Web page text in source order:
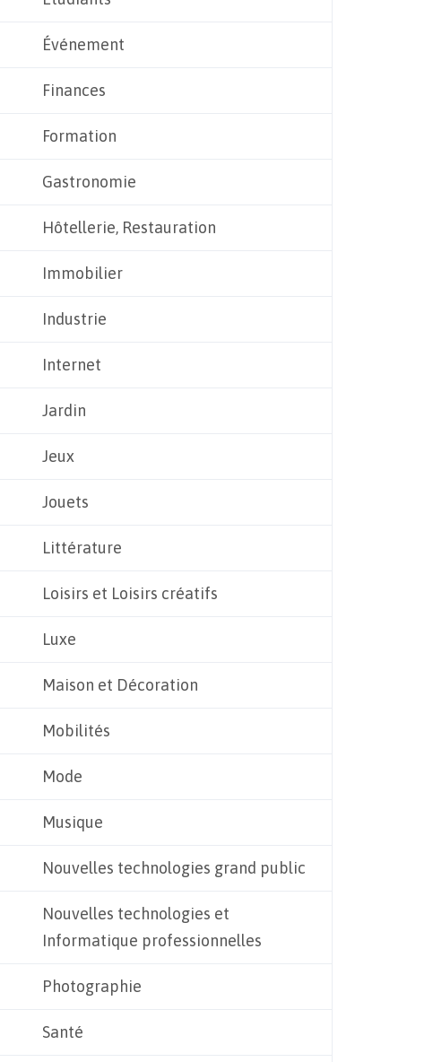
Événement
Finances
Formation
Gastronomie
Hôtellerie, Restauration
Immobilier
Industrie
Internet
Jardin
Jeux
Jouets
Littérature
Loisirs et Loisirs créatifs
Luxe
Maison et Décoration
Mobilités
Mode
Musique
Nouvelles technologies grand public
Nouvelles technologies et
Informatique professionnelles
Photographie
Santé